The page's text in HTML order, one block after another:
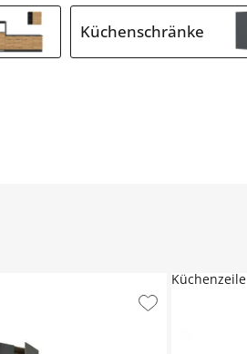
Küchenschränke
Küchenzeile